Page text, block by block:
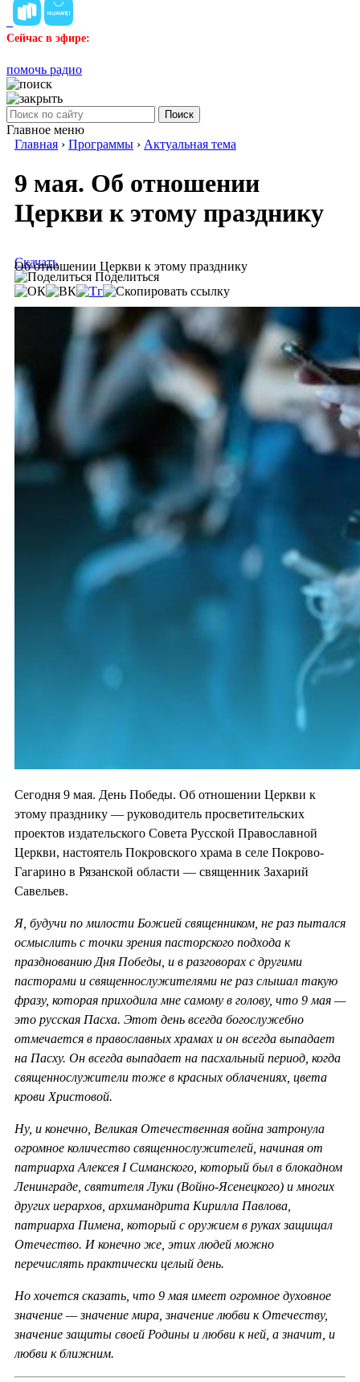
Сейчас в эфире:
помочь радио
Поиск
Главное меню
Главная › Программы › Актуальная тема
9 мая. Об отношении
Церкви к этому празднику
Об отношении Церкви к этому празднику
Скачать
Поделиться
Сегодня 9 мая. День Победы. Об отношении Церкви к
этому празднику — руководитель просветительских
проектов издательского Совета Русской Православной
Церкви, настоятель Покровского храма в селе Покрово-
Гагарино в Рязанской области — священник Захарий
Савельев.
Я, будучи по милости Божией священником, не раз пытался
осмыслить с точки зрения пасторского подхода к
празднованию Дня Победы, и в разговорах с другими
пасторами и священнослужителями не раз слышал такую
фразу, которая приходила мне самому в голову, что 9 мая —
это русская Пасха. Этот день всегда богослужебно
отмечается в православных храмах и он всегда выпадает
на Пасху. Он всегда выпадает на пасхальный период, когда
священнослужители тоже в красных облачениях, цвета
крови Христовой.
Ну, и конечно, Великая Отечественная война затронула
огромное количество священнослужителей, начиная от
патриарха Алексея I Симанского, который был в блокадном
Ленинграде, святителя Луки (Войно-Ясенецкого) и многих
других иерархов, архимандрита Кирилла Павлова,
патриарха Пимена, который с оружием в руках защищал
Отечество. И конечно же, этих людей можно
перечислять практически целый день.
Но хочется сказать, что 9 мая имеет огромное духовное
значение — значение мира, значение любви к Отечеству,
значение защиты своей Родины и любви к ней, а значит, и
любви к ближним.